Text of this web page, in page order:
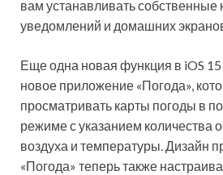
вам устанавливать собственные
уведомлений и домашних
Еще одна новая функция в iOS
новое приложение «Погода»,
просматривать карты погоды в
режиме с указанием количества
воздуха и температуры. Дизайн
«Погода» теперь также